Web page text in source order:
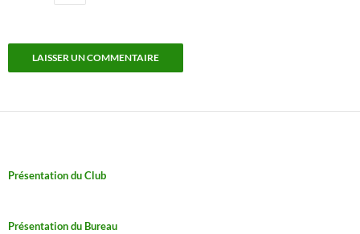
Présentation du Club
Présentation du Bureau